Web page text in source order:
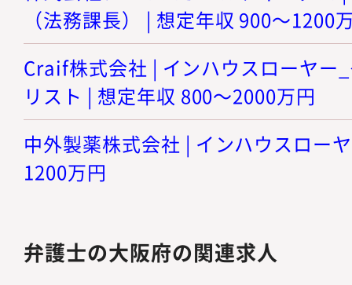
（法務課長） | 想定年収 900～1200
Craif株式会社 | インハウスローヤー
リスト | 想定年収 800～2000万円
中外製薬株式会社 | インハウスロー
1200万円
弁護士の大阪府の関連求人